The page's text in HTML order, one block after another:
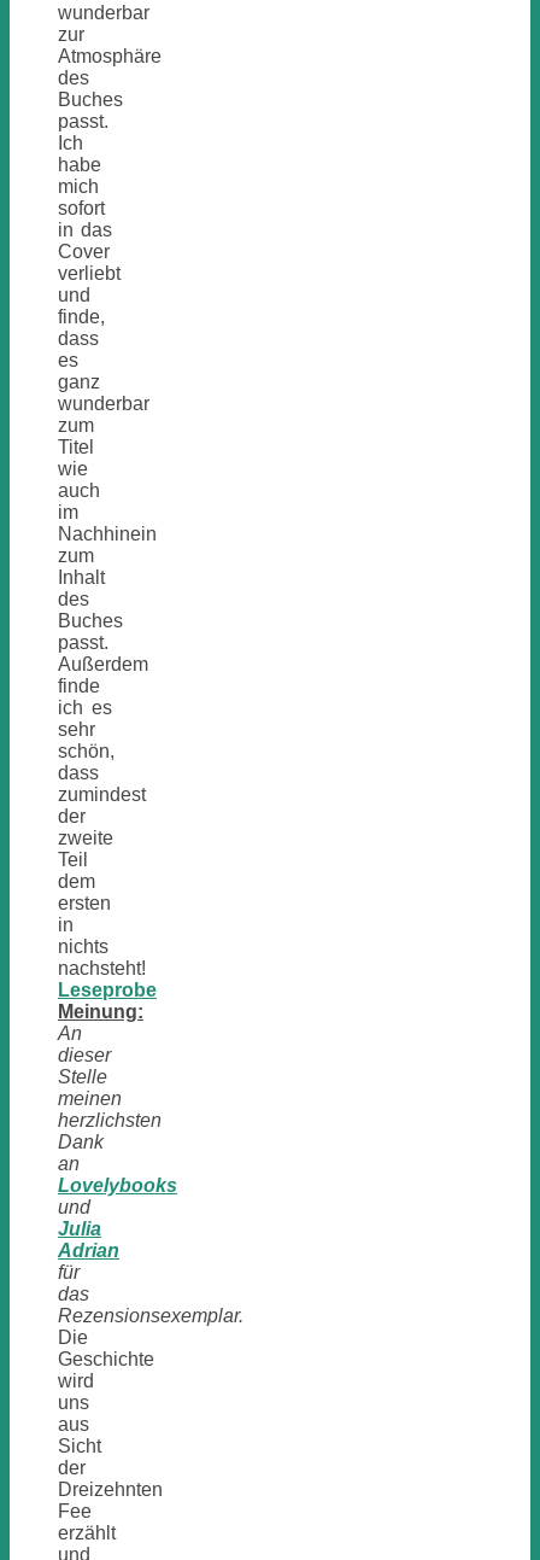
wunderbar
zur
Atmosphäre
des
Buches
passt.
Ich
habe
mich
sofort
in das
Cover
verliebt
und
finde,
dass
es
ganz
wunderbar
zum
Titel
wie
auch
im
Nachhinein
zum
Inhalt
des
Buches
passt.
Außerdem
finde
ich es
sehr
schön,
dass
zumindest
der
zweite
Teil
dem
ersten
in
nichts
nachsteht!
Leseprobe
Meinung:
An
dieser
Stelle
meinen
herzlichsten
Dank
an
Lovelybooks
und
Julia
Adrian
für
das
Rezensionsexemplar.
Die
Geschichte
wird
uns
aus
Sicht
der
Dreizehnten
Fee
erzählt
und